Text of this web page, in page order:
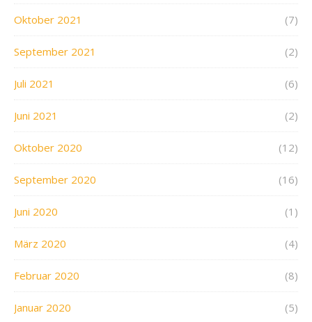
Oktober 2021 (7)
September 2021 (2)
Juli 2021 (6)
Juni 2021 (2)
Oktober 2020 (12)
September 2020 (16)
Juni 2020 (1)
März 2020 (4)
Februar 2020 (8)
Januar 2020 (5)